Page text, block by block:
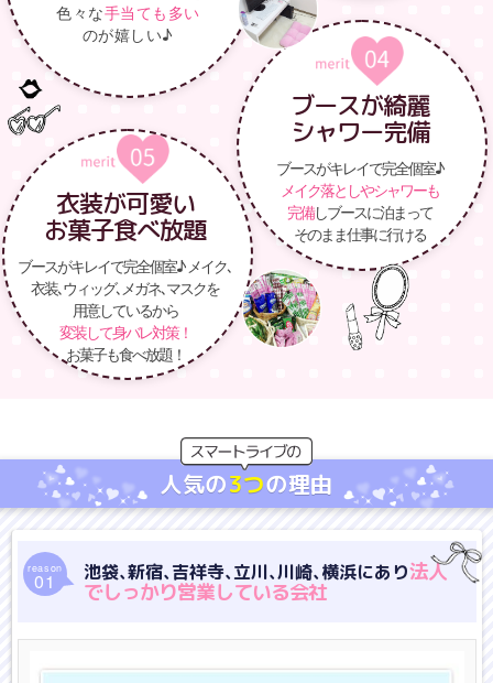
色々な手当ても多い
のが嬉しい♪
ブースが綺麗
シャワー完備
ブースがキレイで完全個室♪
メイク落としやシャワーも
完備しブースに泊まって
そのまま仕事に行ける
衣装が可愛い
お菓子食べ放題
ブースがキレイで完全個室♪ メイク､
衣装､ウィッグ､メガネ､マスクを
用意しているから
変装して身バレ対策！
お菓子も食べ放題！
人気の3つの理由
reason
01 池袋､新宿､吉祥寺､立川､川崎､横浜にあり法人
でしっかり営業している会社